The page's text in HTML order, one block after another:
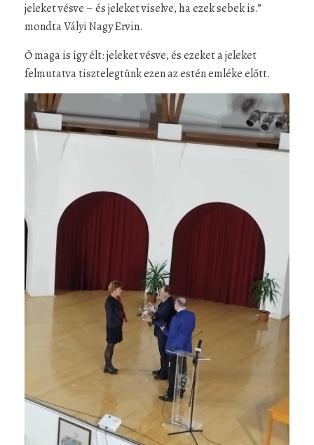
jeleket vésve – és jeleket viselve, ha ezek sebek is.”
mondta Vályi Nagy Ervin.
Ő maga is így élt: jeleket vésve, és ezeket a jeleket
felmutatva tisztelegtünk ezen az estén emléke előtt.